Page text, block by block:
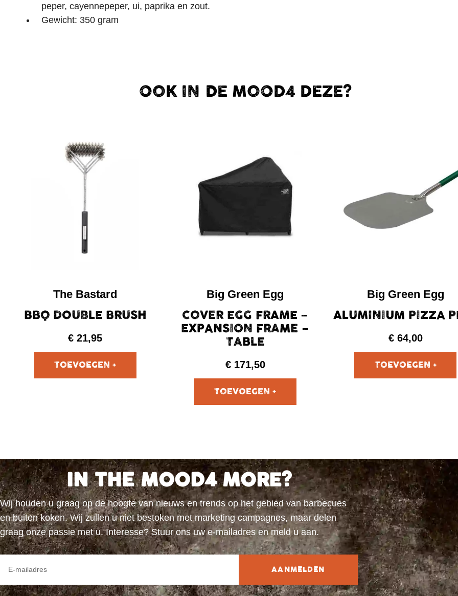
peper, cayennepeper, ui, paprika en zout.
Gewicht: 350 gram
OOK IN DE MOOD4 DEZE?
The Bastard
BBQ DOUBLE BRUSH
€ 21,95
Big Green Egg
COVER EGG FRAME –
EXPANSION FRAME –
TABLE
€ 171,50
Big Green Egg
ALUMINIUM PIZZA
€ 64,00
IN THE MOOD4 MORE?
Wij houden u graag op de hoogte van nieuws en trends op het gebied van barbecues
en buiten koken. Wij zullen u niet bestoken met marketing campagnes, maar delen
graag onze passie met u. Interesse? Stuur ons uw e-mailadres en meld u aan.
AANMELDEN